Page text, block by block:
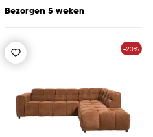
Bezorgen 5 weken
-20%